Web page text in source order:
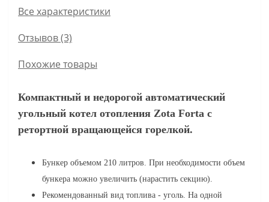
Все характеристики
Отзывов (3)
Похожие товары
Компактный и недорогой автоматический
угольный котел отопления Zota Forta с
ретортной вращающейся горелкой.
Бункер объемом 210 литров. При необходимости объем
бункера можно увеличить (нарастить секцию).
Рекомендованный вид топлива - уголь. На одной